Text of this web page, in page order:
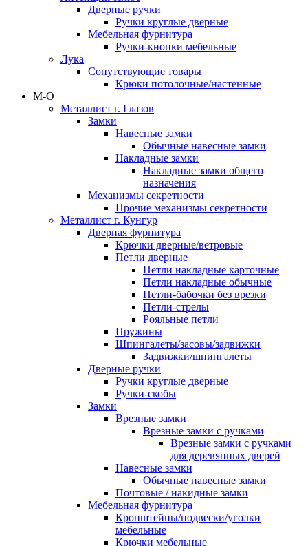
Дверные ручки
Ручки круглые дверные
Мебельная фурнитура
Ручки-кнопки мебельные
Лука
Сопутствующие товары
Крюки потолочные/настенные
М-О
Металлист г. Глазов
Замки
Навесные замки
Обычные навесные замки
Накладные замки
Накладные замки общего
назначения
Механизмы секретности
Прочие механизмы секретности
Металлист г. Кунгур
Дверная фурнитура
Крючки дверные/ветровые
Петли дверные
Петли накладные карточные
Петли накладные обычные
Петли-бабочки без врезки
Петли-стрелы
Рояльные петли
Пружины
Шпингалеты/засовы/задвижки
Задвижки/шпингалеты
Дверные ручки
Ручки круглые дверные
Ручки-скобы
Замки
Врезные замки
Врезные замки с ручками
Врезные замки с ручками
для деревянных дверей
Навесные замки
Обычные навесные замки
Почтовые / накидные замки
Мебельная фурнитура
Кронштейны/подвески/уголки
мебельные
Крючки мебельные